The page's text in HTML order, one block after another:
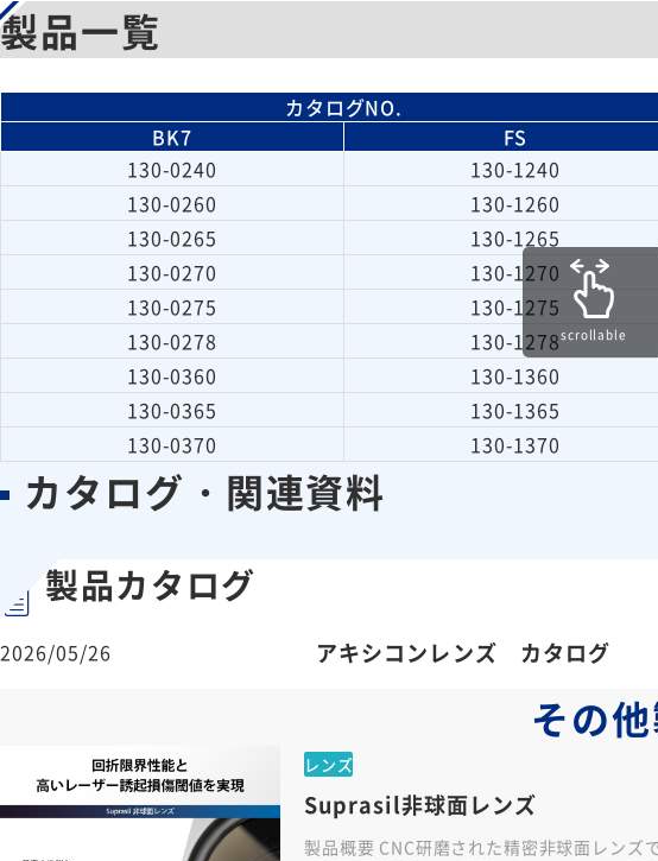
製品一覧
カタログNO.
BK7
FS
130-0240
130-1240
130-0260
130-1260
130-0265
130-1265
130-0270
130-1270
130-0275
130-1275
130-0278
130-1278
130-0360
130-1360
130-0365
130-1365
130-0370
130-1370
scrollable
カタログ・関連資料
製品カタログ
2026/05/26 アキシコンレンズ カタログ
その
レンズ
Suprasil非球面レンズ
製品概要 CNC研磨された精密非球面レンズで